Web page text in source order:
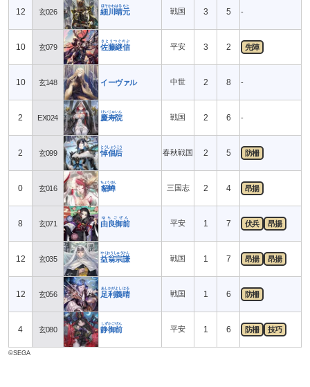
12 玄026 細川晴元
ほそかわはるもと
戦国 3 5 -
10 玄079 佐藤継信
さとうつぐのぶ
平安 3 2 先陣
10 玄148 イーヴァル 中世 2 8 -
2 EX024 慶寿院
けいじゅいん
戦国 2 6 -
2 玄099 悼倡后
とうしょうこう
春秋戦国 2 5 防柵
0 玄016 貂蝉
ちょうせん
三国志 2 4 昂揚
8 玄071 由良御前
ゆらごぜん
平安 1 7 伏兵 昂揚
12 玄035 益翁宗謙
やくおうしゅうけん
戦国 1 7 昂揚 昂揚
12 玄056 足利義晴
あしかがよしはる
戦国 1 6 防柵
4 玄080 静御前
しずかごぜん
平安 1 6 防柵 技巧
©SEGA